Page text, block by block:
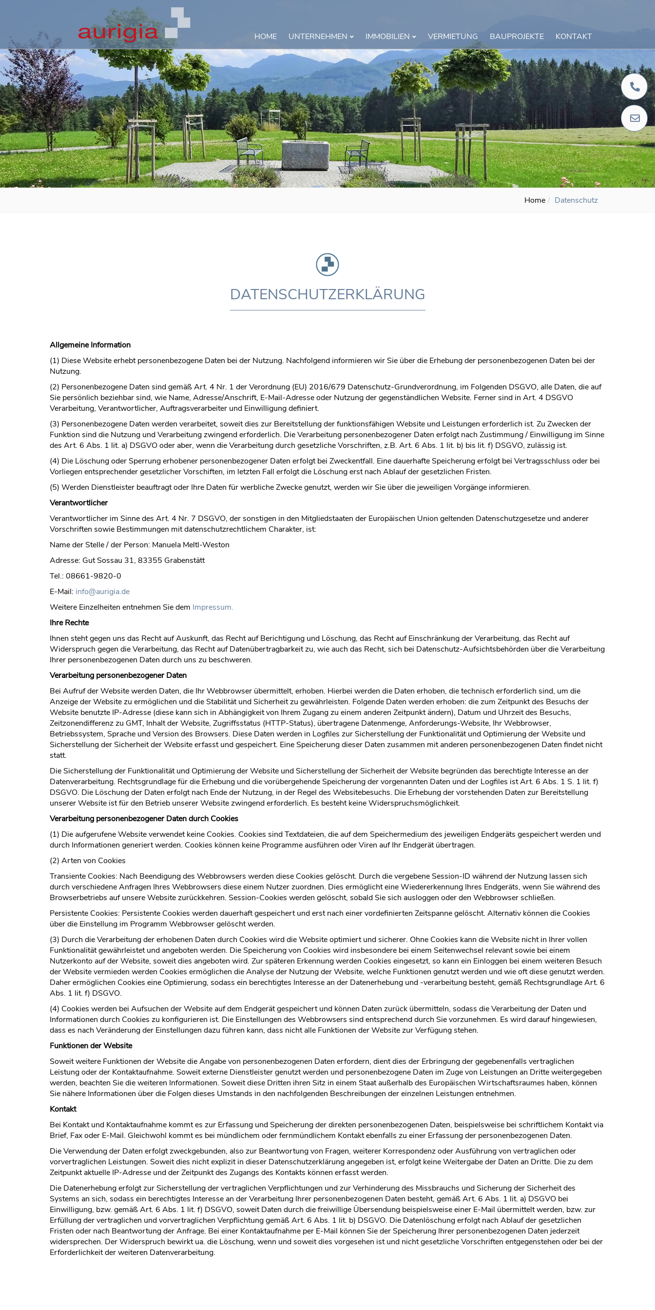
HOME UNTERNEHMEN IMMOBILIEN VERMIETUNG BAUPROJEKTE KONTAKT
Home Datenschutz
DATENSCHUTZERKLÄRUNG
Allgemeine Information
(1) Diese Website erhebt personenbezogene Daten bei der Nutzung. Nachfolgend informieren wir Sie über die Erhebung der personenbezogenen Daten bei der
Nutzung.
(2) Personenbezogene Daten sind gemäß Art. 4 Nr. 1 der Verordnung (EU) 2016/679 Datenschutz-Grundverordnung, im Folgenden DSGVO, alle Daten, die auf
Sie persönlich beziehbar sind, wie Name, Adresse/Anschrift, E-Mail-Adresse oder Nutzung der gegenständlichen Website. Ferner sind in Art. 4 DSGVO
Verarbeitung, Verantwortlicher, Auftragsverarbeiter und Einwilligung definiert.
(3) Personenbezogene Daten werden verarbeitet, soweit dies zur Bereitstellung der funktionsfähigen Website und Leistungen erforderlich ist. Zu Zwecken der
Funktion sind die Nutzung und Verarbeitung zwingend erforderlich. Die Verarbeitung personenbezogener Daten erfolgt nach Zustimmung / Einwilligung im Sinne
des Art. 6 Abs. 1 lit. a) DSGVO oder aber, wenn die Verarbeitung durch gesetzliche Vorschriften, z.B. Art. 6 Abs. 1 lit. b) bis lit. f) DSGVO, zulässig ist.
(4) Die Löschung oder Sperrung erhobener personenbezogener Daten erfolgt bei Zweckentfall. Eine dauerhafte Speicherung erfolgt bei Vertragsschluss oder bei
Vorliegen entsprechender gesetzlicher Vorschiften, im letzten Fall erfolgt die Löschung erst nach Ablauf der gesetzlichen Fristen.
(5) Werden Dienstleister beauftragt oder Ihre Daten für werbliche Zwecke genutzt, werden wir Sie über die jeweiligen Vorgänge informieren.
Verantwortlicher
Verantwortlicher im Sinne des Art. 4 Nr. 7 DSGVO, der sonstigen in den Mitgliedstaaten der Europäischen Union geltenden Datenschutzgesetze und anderer
Vorschriften sowie Bestimmungen mit datenschutzrechtlichem Charakter, ist:
Name der Stelle / der Person: Manuela Meltl-Weston
Adresse: Gut Sossau 31, 83355 Grabenstätt
Tel.: 08661-9820-0
E-Mail: info@aurigia.de
Weitere Einzelheiten entnehmen Sie dem Impressum.
Ihre Rechte
Ihnen steht gegen uns das Recht auf Auskunft, das Recht auf Berichtigung und Löschung, das Recht auf Einschränkung der Verarbeitung, das Recht auf
Widerspruch gegen die Verarbeitung, das Recht auf Datenübertragbarkeit zu, wie auch das Recht, sich bei Datenschutz-Aufsichtsbehörden über die Verarbeitung
Ihrer personenbezogenen Daten durch uns zu beschweren.
Verarbeitung personenbezogener Daten
Bei Aufruf der Website werden Daten, die Ihr Webbrowser übermittelt, erhoben. Hierbei werden die Daten erhoben, die technisch erforderlich sind, um die
Anzeige der Website zu ermöglichen und die Stabilität und Sicherheit zu gewährleisten. Folgende Daten werden erhoben: die zum Zeitpunkt des Besuchs der
Website benutzte IP-Adresse (diese kann sich in Abhängigkeit von Ihrem Zugang zu einem anderen Zeitpunkt ändern), Datum und Uhrzeit des Besuchs,
Zeitzonendifferenz zu GMT, Inhalt der Website, Zugriffsstatus (HTTP-Status), übertragene Datenmenge, Anforderungs-Website, Ihr Webbrowser,
Betriebssystem, Sprache und Version des Browsers. Diese Daten werden in Logfiles zur Sicherstellung der Funktionalität und Optimierung der Website und
Sicherstellung der Sicherheit der Website erfasst und gespeichert. Eine Speicherung dieser Daten zusammen mit anderen personenbezogenen Daten findet nicht
statt.
Die Sicherstellung der Funktionalität und Optimierung der Website und Sicherstellung der Sicherheit der Website begründen das berechtigte Interesse an der
Datenverarbeitung. Rechtsgrundlage für die Erhebung und die vorübergehende Speicherung der vorgenannten Daten und der Logfiles ist Art. 6 Abs. 1 S. 1 lit. f)
DSGVO. Die Löschung der Daten erfolgt nach Ende der Nutzung, in der Regel des Websitebesuchs. Die Erhebung der vorstehenden Daten zur Bereitstellung
unserer Website ist für den Betrieb unserer Website zwingend erforderlich. Es besteht keine Widerspruchsmöglichkeit.
Verarbeitung personenbezogener Daten durch Cookies
(1) Die aufgerufene Website verwendet keine Cookies. Cookies sind Textdateien, die auf dem Speichermedium des jeweiligen Endgeräts gespeichert werden und
durch Informationen generiert werden. Cookies können keine Programme ausführen oder Viren auf Ihr Endgerät übertragen.
(2) Arten von Cookies
Transiente Cookies: Nach Beendigung des Webbrowsers werden diese Cookies gelöscht. Durch die vergebene Session-ID während der Nutzung lassen sich
durch verschiedene Anfragen Ihres Webbrowsers diese einem Nutzer zuordnen. Dies ermöglicht eine Wiedererkennung Ihres Endgeräts, wenn Sie während des
Browserbetriebs auf unsere Website zurückkehren. Session-Cookies werden gelöscht, sobald Sie sich ausloggen oder den Webbrowser schließen.
Persistente Cookies: Persistente Cookies werden dauerhaft gespeichert und erst nach einer vordefinierten Zeitspanne gelöscht. Alternativ können die Cookies
über die Einstellung im Programm Webbrowser gelöscht werden.
(3) Durch die Verarbeitung der erhobenen Daten durch Cookies wird die Website optimiert und sicherer. Ohne Cookies kann die Website nicht in Ihrer vollen
Funktionalität gewährleistet und angeboten werden. Die Speicherung von Cookies wird insbesondere bei einem Seitenwechsel relevant sowie bei einem
Nutzerkonto auf der Website, soweit dies angeboten wird. Zur späteren Erkennung werden Cookies eingesetzt, so kann ein Einloggen bei einem weiteren Besuch
der Website vermieden werden Cookies ermöglichen die Analyse der Nutzung der Website, welche Funktionen genutzt werden und wie oft diese genutzt werden.
Daher ermöglichen Cookies eine Optimierung, sodass ein berechtigtes Interesse an der Datenerhebung und -verarbeitung besteht, gemäß Rechtsgrundlage Art. 6
Abs. 1 lit. f) DSGVO.
(4) Cookies werden bei Aufsuchen der Website auf dem Endgerät gespeichert und können Daten zurück übermitteln, sodass die Verarbeitung der Daten und
Informationen durch Cookies zu konfigurieren ist. Die Einstellungen des Webbrowsers sind entsprechend durch Sie vorzunehmen. Es wird darauf hingewiesen,
dass es nach Veränderung der Einstellungen dazu führen kann, dass nicht alle Funktionen der Website zur Verfügung stehen.
Funktionen der Website
Soweit weitere Funktionen der Website die Angabe von personenbezogenen Daten erfordern, dient dies der Erbringung der gegebenenfalls vertraglichen
Leistung oder der Kontaktaufnahme. Soweit externe Dienstleister genutzt werden und personenbezogene Daten im Zuge von Leistungen an Dritte weitergegeben
werden, beachten Sie die weiteren Informationen. Soweit diese Dritten ihren Sitz in einem Staat außerhalb des Europäischen Wirtschaftsraumes haben, können
Sie nähere Informationen über die Folgen dieses Umstands in den nachfolgenden Beschreibungen der einzelnen Leistungen entnehmen.
Kontakt
Bei Kontakt und Kontaktaufnahme kommt es zur Erfassung und Speicherung der direkten personenbezogenen Daten, beispielsweise bei schriftlichem Kontakt via
Brief, Fax oder E-Mail. Gleichwohl kommt es bei mündlichem oder fernmündlichem Kontakt ebenfalls zu einer Erfassung der personenbezogenen Daten.
Die Verwendung der Daten erfolgt zweckgebunden, also zur Beantwortung von Fragen, weiterer Korrespondenz oder Ausführung von vertraglichen oder
vorvertraglichen Leistungen. Soweit dies nicht explizit in dieser Datenschutzerklärung angegeben ist, erfolgt keine Weitergabe der Daten an Dritte. Die zu dem
Zeitpunkt aktuelle IP-Adresse und der Zeitpunkt des Zugangs des Kontakts können erfasst werden.
Die Datenerhebung erfolgt zur Sicherstellung der vertraglichen Verpflichtungen und zur Verhinderung des Missbrauchs und Sicherung der Sicherheit des
Systems an sich, sodass ein berechtigtes Interesse an der Verarbeitung Ihrer personenbezogenen Daten besteht, gemäß Art. 6 Abs. 1 lit. a) DSGVO bei
Einwilligung, bzw. gemäß Art. 6 Abs. 1 lit. f) DSGVO, soweit Daten durch die freiwillige Übersendung beispielsweise einer E-Mail übermittelt werden, bzw. zur
Erfüllung der vertraglichen und vorvertraglichen Verpflichtung gemäß Art. 6 Abs. 1 lit. b) DSGVO. Die Datenlöschung erfolgt nach Ablauf der gesetzlichen
Fristen oder nach Beantwortung der Anfrage. Bei einer Kontaktaufnahme per E-Mail können Sie der Speicherung Ihrer personenbezogenen Daten jederzeit
widersprechen. Der Widerspruch bewirkt ua. die Löschung, wenn und soweit dies vorgesehen ist und nicht gesetzliche Vorschriften entgegenstehen oder bei der
Erforderlichkeit der weiteren Datenverarbeitung.